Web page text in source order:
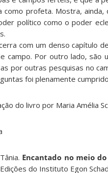
como profeta. Mostra,
político como o poder
com um denso capítulo
campo. Por outro lado, são
por outras pesquisas no
foi plenamente
do livro por Maria Amélia
Encantado no meio
do Instituto Egon